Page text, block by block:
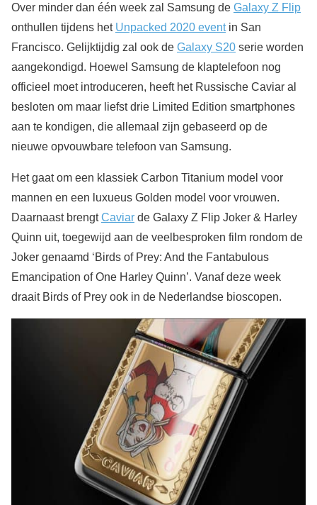
Over minder dan één week zal Samsung de Galaxy Z Flip
onthullen tijdens het Unpacked 2020 eventin San
Francisco. Gelijktijdig zal ook de Galaxy S20 serie worden
aangekondigd. Hoewel Samsung de klaptelefoon nog
officieel moet introduceren, heeft het Russische Caviar al
besloten om maar liefst drie Limited Edition smartphones
aan te kondigen, die allemaal zijn gebaseerd op de
nieuwe opvouwbare telefoon van Samsung.
Het gaat om een klassiek Carbon Titanium model voor
mannen en een luxueus Golden model voor vrouwen.
Daarnaast brengtCaviar de Galaxy Z Flip Joker & Harley
Quinn uit, toegewijd aan de veelbesproken film rondom de
Joker genaamd ‘Birds of Prey: And the Fantabulous
Emancipation of One Harley Quinn’. Vanaf deze week
draait Birds of Prey ook in de Nederlandse bioscopen.